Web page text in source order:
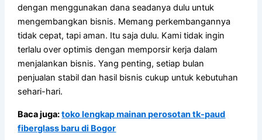
dengan menggunakan dana seadanya dulu untuk
mengembangkan bisnis. Memang perkembangannya
tidak cepat, tapi aman. Itu saja dulu. Kami tidak ingin
terlalu over optimis dengan memporsir kerja dalam
menjalankan bisnis. Yang penting, setiap bulan
penjualan stabil dan hasil bisnis cukup untuk kebutuhan
sehari-hari.
Baca juga:toko lengkap mainan perosotan tk-paud
fiberglass baru di Bogor